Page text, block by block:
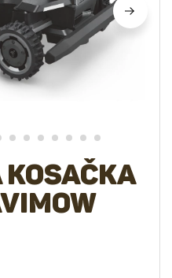
kosačka